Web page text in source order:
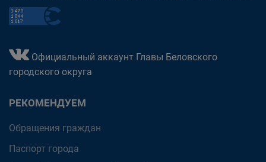
Официальный аккаунт Главы Беловского
городского округа
РЕКОМЕНДУЕМ
Обращения граждан
Паспорт города